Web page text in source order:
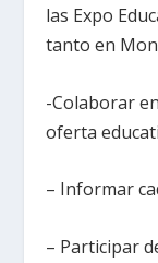
las Expo
tanto en
-Colaborar
oferta
– Informar
– Participar